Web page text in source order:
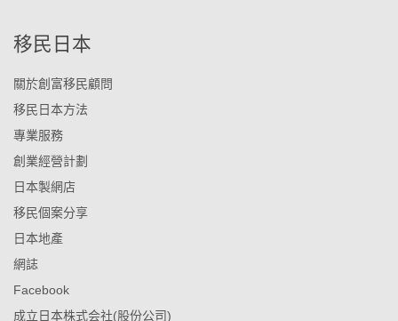
移民日本
關於創富移民顧問
移民日本方法
專業服務
創業經營計劃
日本製網店
移民個案分享
日本地產
網誌
Facebook
成立日本株式会社(股份公司)